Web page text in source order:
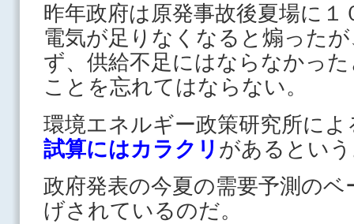
昨年政府は原発事故後夏場に
電気が足りなくなると煽った
ず、供給不足にはならなかっ
ことを忘れてはならない。
環境エネルギー政策研究所によ
試算にはカラクリ があるとい
政府発表の今夏の需要予測の
げされているのだ。